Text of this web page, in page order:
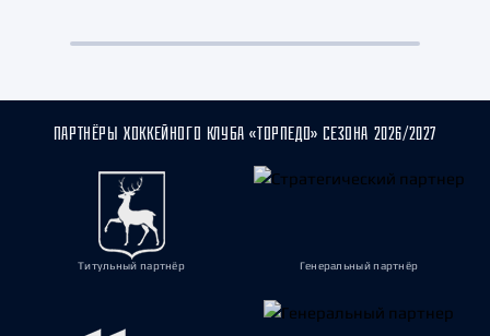
ПАРТНЁРЫ ХОККЕЙНОГО КЛУБА «ТОРПЕДО» СЕЗОНА 2026/2027
Титульный партнёр Генеральный партнёр